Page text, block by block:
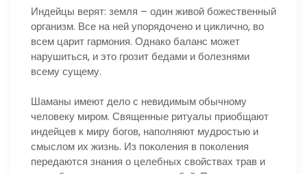
Индейцы верят: земля – один живой божественный
организм. Все на ней упорядочено и циклично, во
всем царит гармония. Однако баланс может
нарушиться, и это грозит бедами и болезнями
всему сущему.
Шаманы имеют дело с невидимым обычному
человеку миром. Священные ритуалы приобщают
индейцев к миру богов, наполняют мудростью и
смыслом их жизнь. Из поколения в поколения
передаются знания о целебных свойствах трав и